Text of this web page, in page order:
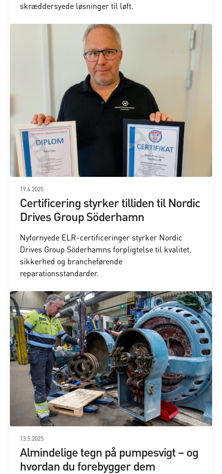
skræddersyede løsninger til løft.
19.6.2025
Certificering styrker tilliden til Nordic
Drives Group Söderhamn
Nyfornyede ELR-certificeringer styrker Nordic
Drives Group Söderhamns forpligtelse til kvalitet,
sikkerhed og brancheførende
reparationsstandarder.
13.5.2025
Almindelige tegn på pumpesvigt – og
hvordan du forebygger dem